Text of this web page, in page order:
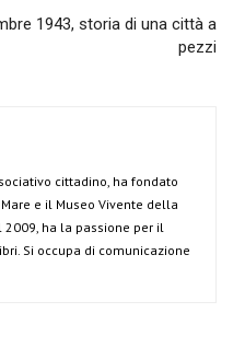
1943, storia di una città a
pezzi
cittadino, ha fondato
e il Museo Vivente della
ha la passione per il
Si occupa di comunicazione